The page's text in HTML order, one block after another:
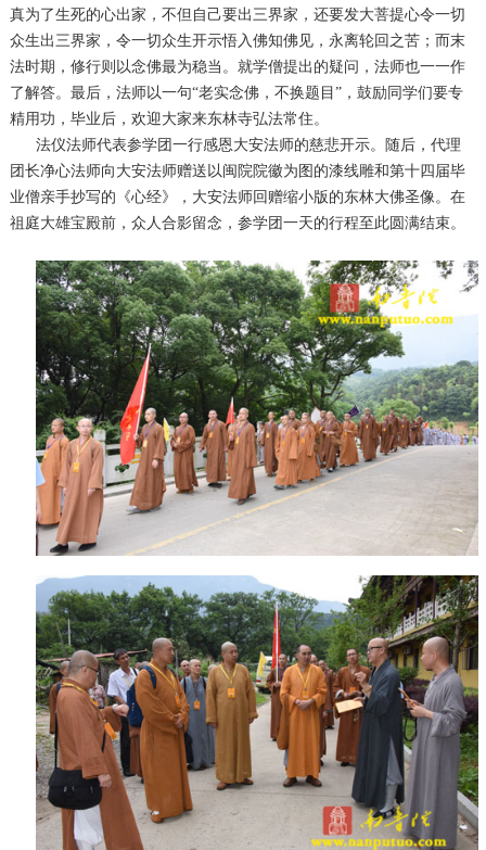
真为了生死的心出家，不但自己要出三界家，还要发大菩提心令一切
众生出三界家，令一切众生开示悟入佛知佛见，永离轮回之苦；而末
法时期，修行则以念佛最为稳当。就学僧提出的疑问，法师也一一作
了解答。最后，法师以一句“老实念佛，不换题目”，鼓励同学们要专
精用功，毕业后，欢迎大家来东林寺弘法常住。
法仪法师代表参学团一行感恩大安法师的慈悲开示。随后，代理
团长净心法师向大安法师赠送以闽院院徽为图的漆线雕和第十四届毕
业僧亲手抄写的《心经》，大安法师回赠缩小版的东林大佛圣像。在
祖庭大雄宝殿前，众人合影留念，参学团一天的行程至此圆满结束。